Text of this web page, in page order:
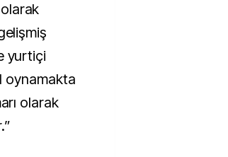
yurtiçi
oynamakta
olarak